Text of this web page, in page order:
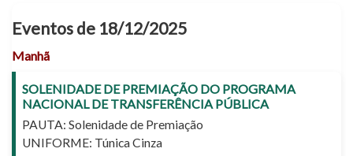
Eventos de 18/12/2025
Manhã
SOLENIDADE DE PREMIAÇÃO DO PROGRAMA
NACIONAL DE TRANSFERÊNCIA PÚBLICA
PAUTA: Solenidade de Premiação
UNIFORME: Túnica Cinza